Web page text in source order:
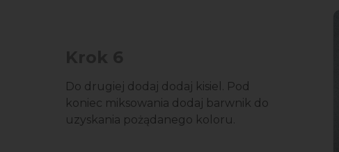
Do drugiej dodaj dodaj kisiel. Pod
koniec miksowania dodaj barwnik do
uzyskania pożądanego koloru.